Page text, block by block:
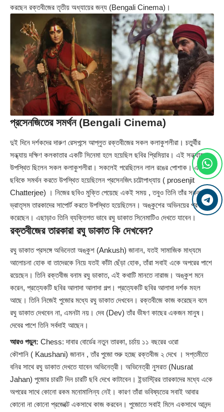
করছেন রক্তবীজের তৃতীয় অধ্যায়ের জন্য (Bengali Cinema)।
প্রসেনজিতের সমর্থন (Bengali Cinema)
দুই দিনে দর্শকদের দারুণ রেসপন্সে আপ্লুত রক্তবীজের সকল কলাকুশলীরা। চতুর্থীর
সন্ধ্যায় দক্ষিণ কলকাতার একটি সিনেমা হলে হয়েছিল ছবির প্রিমিয়ার। এই সন্ধ্যাতে
উপস্থিত ছিলেন সকল কলাকুশলীরা। সকলেই পরেছিলেন লাল রঙের পোশাক। এই
ছবিকে সমর্থন করতে উপস্থিত হয়েছিলেন প্রসেনজিৎ চট্টোপাধ্যায় ( prosenjit
Chatterjee) । নিজের ছবিও মুক্তি পেয়েছে একই সময় , তবুও তিনি তাঁর সকল
ভ্রাতৃসম তারকাদের সাপোর্ট করতে উপস্থিত হয়েছিলেন। অঙ্কুশের অভিনয়ের প্রশংসাও
করেছেন। এছাড়াও তিনি ব্যক্তিগত ভাবে রঘু ডাকাত সিনেমাটিও দেখতে যাবেন।
রক্তবীজের তারকারা রঘু ডাকাত কি দেখবেন?
রঘু ডাকাত প্রসঙ্গে অভিনেতা অঙ্কুশ (Ankush) জানান, যতই সামাজিক মাধ্যমে
আলোচনা হোক বা তাদেরকে নিয়ে যতই কাঁটা ছেঁড়া হোক, তাঁরা সবাই একে অপরের পাশে
রয়েছেন। তিনি রক্তবীজ বনাম রঘু ডাকাত, এই কথাটি মানতে নারাজ। অঙ্কুশ মনে
করেন, প্রত্যেকটি ছবির আলাদা আলাদা গল্প। প্রত্যেকটি ছবির আলাদা দর্শক মহল
আছে। তিনি নিজেই পুজোর মধ্যে রঘু ডাকাত দেখবেন। রক্তবীজে কাজ করেছেন বলে
রঘু ডাকাত দেখবেন না, এমনটা নয়। দেব (Dev) তাঁর ভীষণ কাছের একজন মানুষ।
দেবের পাশে তিনি সর্বদাই আছেন।
আরও পড়ুন: Chess: দাবার বোর্ডের নতুন তারকা, চর্চায় ১১ বছরের ওরো
কৌশানি ( Kaushani) জানান , তাঁর পুজো শুরু হচ্ছে রক্তবীজ ২ দেখে । সপ্তমীতে
বনির সাথে রঘু ডাকাত দেখতে যাবেন অভিনেত্রী। অভিনেত্রী নুসরত (Nusrat
Jahan) পুজোর চারটি দিন চারটি ছবি দেখে কাটাবেন। ইন্ডাস্ট্রির তারকাদের মধ্যে একে
অপরের সাথে কোনো রকম মনোমালিন্য নেই। কারণ তাঁরা ভবিষ্যতের সবাই আবার
কোনো না কোনো প্রজেক্টে একসাথে কাজ করবেন। পুজোতে সবাই মিলে একসাথে আনন্দ